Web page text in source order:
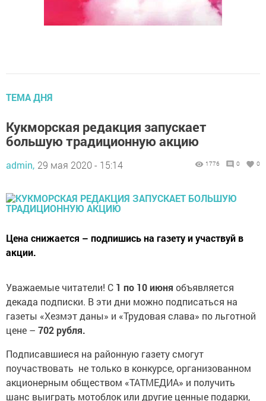
ТЕМА ДНЯ
Кукморская редакция запускает
большую традиционную акцию
admin, 29 мая 2020 - 15:14 1776 0 0
Цена снижается – подпишись на газету и участвуй в
акции.
Уважаемые читатели! С 1 по 10 июня объявляется
декада подписки. В эти дни можно подписаться на
газеты «Хезмэт даны» и «Трудовая слава» по льготной
цене – 702 рубля.
Подписавшиеся на районную газету смогут
поучаствовать не только в конкурсе, организованном
акционерным обществом «ТАТМЕДИА» и получить
шанс выиграть мотоблок или другие ценные подарки,